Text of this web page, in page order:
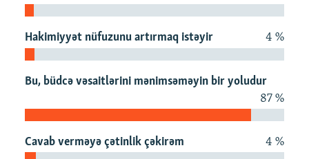
İZ - MƏDƏNIYYƏT PROQRAMI
MATERIALLARIMIZDAN ISTIFADƏ
AZADLIQRADIOSU MOBIL TELEFONUNUZDA
XƏBƏR BÜLLETENLƏRIMIZ
RFE/RL-in bütün saytları
Hakimiyyət nüfuzunu artırmaq istəyir 4 %
Bu, büdcə vəsaitlərini mənimsəməyin bir yoludur
87 %
Cavab verməyə çətinlik çəkirəm 4 %